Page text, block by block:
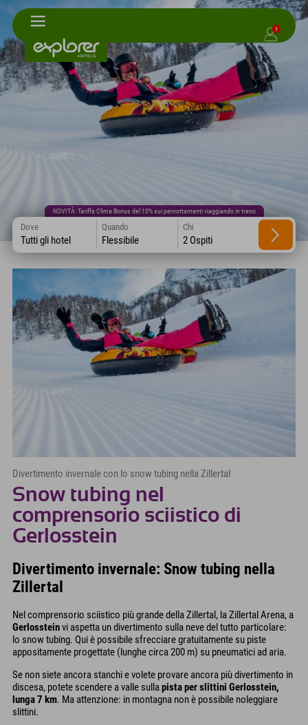
1
NOVITÀ: Tariffa Clima Bonus del 10% sui pernottamenti viaggiando in treno
Dove
Tutti gli hotel
Quando
Flessibile
Chi
2 Ospiti
Divertimento invernale con lo snow tubing nella Zillertal
Snow tubing nel
comprensorio sciistico di
Gerlosstein
Divertimento invernale: Snow tubing nella
Zillertal
Nel comprensorio sciistico più grande della Zillertal, la Zillertal Arena, a
Gerlossteinvi aspetta un divertimento sulla neve del tutto particolare:
lo snow tubing. Qui è possibile sfrecciare gratuitamente su piste
appositamente progettate (lunghe circa 200 m) su pneumatici ad aria.
Se non siete ancora stanchi e volete provare ancora più divertimento in
discesa, potete scendere a valle sullapista per slittini Gerlosstein,
lunga 7 km. Ma attenzione: in montagna non è possibile noleggiare
slittini.